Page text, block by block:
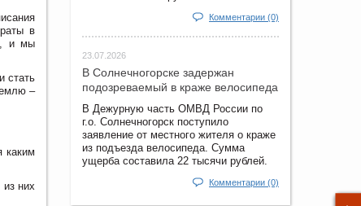
в
и мы
стать
–
каким
них
Комментарии (0)
23.07.2026
В Солнечногорске задержан
подозреваемый в краже велосипеда
В Дежурную часть ОМВД России по
г.о. Солнечногорск поступило
заявление от местного жителя о краже
из подъезда велосипеда. Сумма
ущерба составила 22 тысячи рублей.
Комментарии (0)